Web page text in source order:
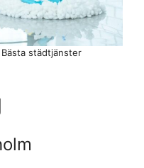
städtjänster